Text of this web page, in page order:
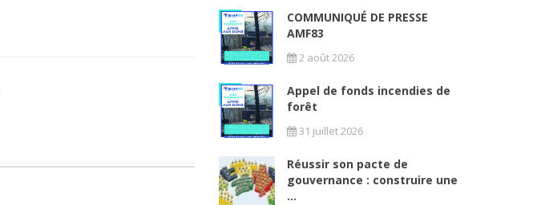
COMMUNIQUÉ DE PRESSE
AMF83
2 août 2026
Appel de fonds incendies de
forêt
31 juillet 2026
Réussir son pacte de
gouvernance : construire une
...